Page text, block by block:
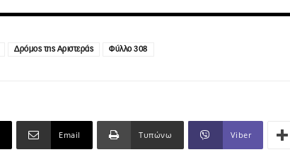
Δρόμος της Αριστεράς Φύλλο 308
Email Τυπώνω Viber